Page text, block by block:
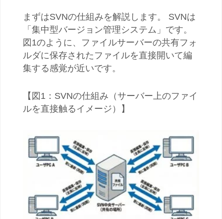
まずはSVNの仕組みを解説します。 SVNは
「集中型バージョン管理システム」です。
図1のように、ファイルサーバーの共有フォ
ルダに保存されたファイルを直接開いて編
集する感覚が近いです。
【図1：SVNの仕組み（サーバー上のファイ
ルを直接触るイメージ）】